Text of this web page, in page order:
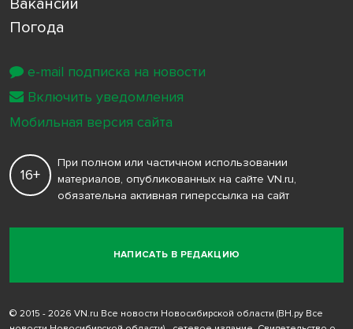
Вакансии
Погода
НАПИСАТЬ В РЕДАКЦИЮ
16+
При полном или частичном использовании
материалов, опубликованных на сайте VN.ru,
обязательна активная гиперссылка на сайт
© 2015 - 2026 VN.ru Все новости Новосибирской области (ВН.ру Все
e-mail подписка на новости
Включить уведомления
Мобильная версия сайта